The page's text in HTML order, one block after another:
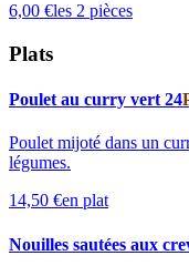
6,00 €les 2 pièces
Plats
Poulet au curry vert 24
Poulet mijoté dans un
légumes.
14,50 €en plat
Nouilles sautées aux